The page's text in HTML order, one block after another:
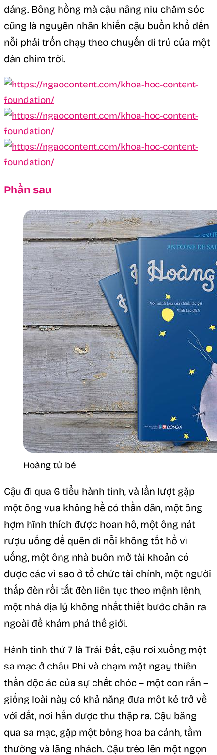
dáng. Bông hồng mà cậu nâng niu chăm sóc
cũng là nguyên nhân khiến cậu buồn khổ đến
nỗi phải trốn chạy theo chuyến di trú của một
đàn chim trời.
Phần sau
Hoàng tử bé
Cậu đi qua 6 tiểu hành tinh, và lần lượt gặp
một ông vua không hề có thần dân, một ông
hợm hĩnh thích được hoan hô, một ông nát
rượu uống để quên đi nỗi không tốt hổ vì
uống, một ông nhà buôn mở tài khoản có
được các vì sao ở tổ chức tài chính, một người
thắp đèn rồi tắt đèn liên tục theo mệnh lệnh,
một nhà địa lý không nhất thiết bước chân ra
ngoài để khám phá thế giới.
Hành tinh thứ 7 là Trái Đất, cậu rơi xuống một
sa mạc ở châu Phi và chạm mặt ngay thiên
thần độc ác của sự chết chóc – một con rắn –
giống loài này có khả năng đưa một kẻ trở về
với đất, nơi hắn được thu thập ra. Cậu băng
qua sa mạc, gặp một bông hoa ba cánh, tầm
thường và lãng nhách. Cậu trèo lên một ngọn